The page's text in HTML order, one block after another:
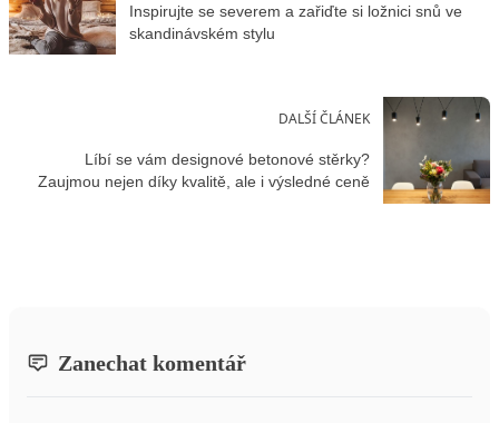
Inspirujte se severem a zařiďte si ložnici snů ve
skandinávském stylu
DALŠÍ ČLÁNEK
Líbí se vám designové betonové stěrky?
Zaujmou nejen díky kvalitě, ale i výsledné ceně
Zanechat komentář